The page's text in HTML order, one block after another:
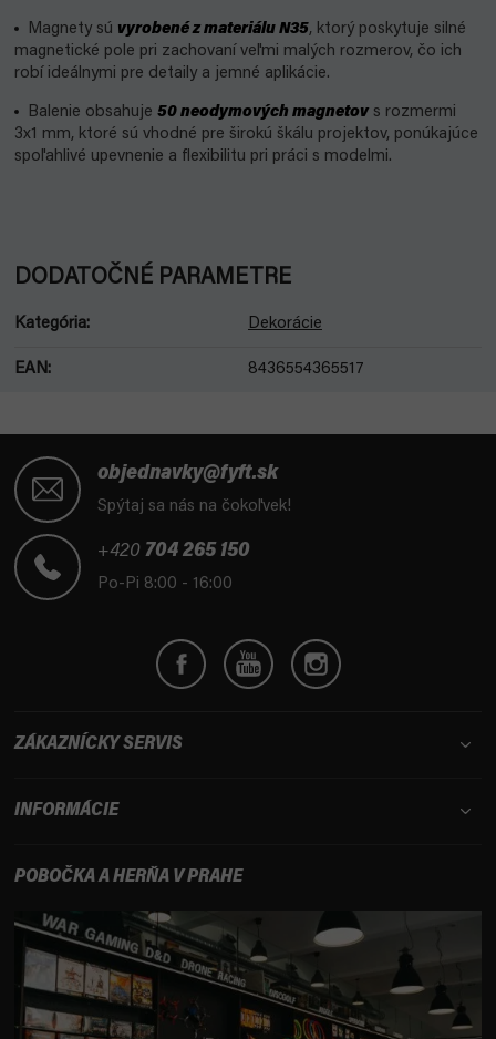
Magnety sú vyrobené z materiálu N35, ktorý poskytuje silné
magnetické pole pri zachovaní veľmi malých rozmerov, čo ich
robí ideálnymi pre detaily a jemné aplikácie.
Balenie obsahuje 50 neodymových magnetov s rozmermi
3x1 mm, ktoré sú vhodné pre širokú škálu projektov, ponúkajúce
spoľahlivé upevnenie a flexibilitu pri práci s modelmi.
DODATOČNÉ PARAMETRE
Kategória: Dekorácie
EAN: 8436554365517
objednavky@fyft.sk
Spýtaj sa nás na čokoľvek!
+420 704 265 150
Po-Pi 8:00 - 16:00
ZÁKAZNÍCKY SERVIS
INFORMÁCIE
POBOČKA A HERŇA V PRAHE